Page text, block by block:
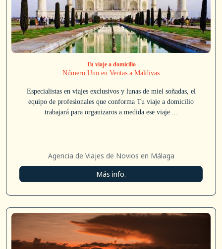
Tu viaje a domicilio
Número Uno en Ventas a Maldivas
Especialistas en viajes exclusivos y lunas de miel soñadas, el
equipo de profesionales que conforma Tu viaje a domicilio
trabajará para organizaros a medida ese viaje ...
Agencia de Viajes de Novios en Málaga
Más info.